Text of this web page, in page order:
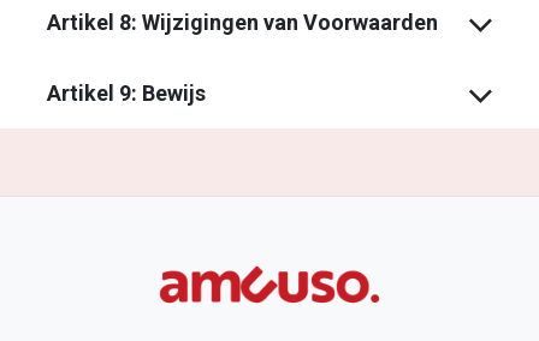
Artikel 8: Wijzigingen van Voorwaarden
Artikel 9: Bewijs